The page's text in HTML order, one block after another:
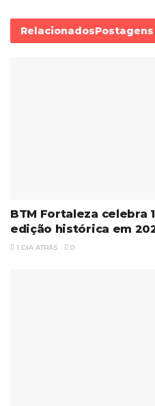
RelacionadosPostagens
BTM Fortaleza celebra
edição histórica em
1 DIA ATRÁS 0